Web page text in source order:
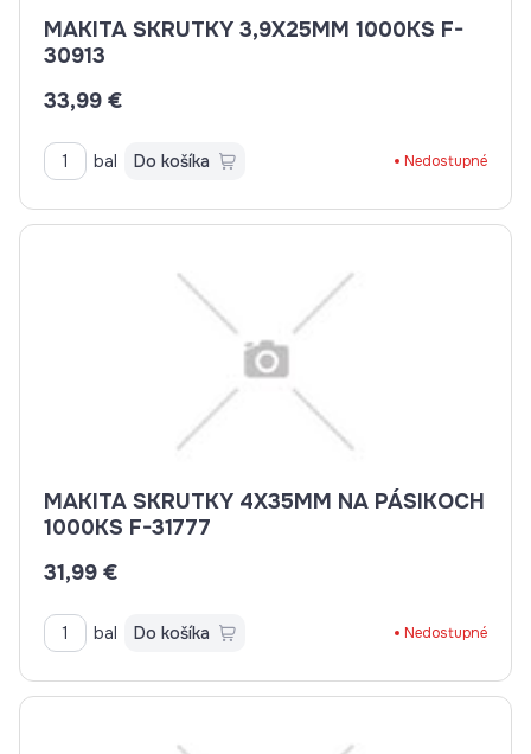
MAKITA SKRUTKY 3,9X25MM 1000KS F-
30913
33,99 €
bal Do košíka Nedostupné
MAKITA SKRUTKY 4X35MM NA PÁSIKOCH
1000KS F-31777
31,99 €
bal Do košíka Nedostupné